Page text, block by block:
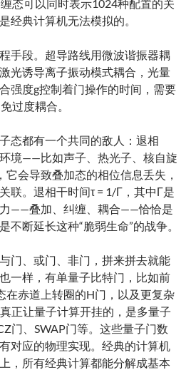
态可以同时表示1024种配置的关
经典计算机无法模拟的。
手段。超导路线用微波谐振器耦
光诱导离子振动模式耦合，光量
强度g控制着门操作的时间，需要
过度耦合。
态都有一个共同的敌人：退相
境——比如声子、热光子、核自旋
会导致叠加态的相位信息丢失，
联。退相干时间τ = 1/Γ，其中Γ是
——叠加、纠缠、耦合——恰恰是
不断延长这种“脆弱生命”的战争。
门、或门、非门，拼来拼去就能
一样，有单量子比特门，比如前
在赤道上转圈的H门，以及更复杂
正让量子计算开挂的，是多量子
门、SWAP门等。这些量子门数
对应的物理实现。经典的计算机
，所有经典计算都能分解成基本